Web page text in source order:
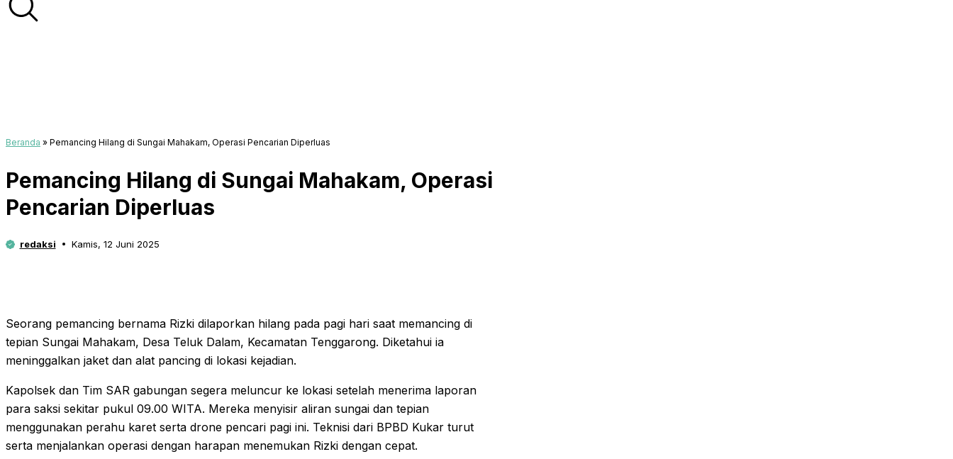
Beranda » Pemancing Hilang di Sungai Mahakam, Operasi Pencarian Diperluas
Pemancing Hilang di Sungai Mahakam, Operasi
Pencarian Diperluas
redaksi Kamis, 12 Juni 2025
Seorang pemancing bernama Rizki dilaporkan hilang pada pagi hari saat memancing di
tepian Sungai Mahakam, Desa Teluk Dalam, Kecamatan Tenggarong. Diketahui ia
meninggalkan jaket dan alat pancing di lokasi kejadian.
Kapolsek dan Tim SAR gabungan segera meluncur ke lokasi setelah menerima laporan
para saksi sekitar pukul 09.00 WITA. Mereka menyisir aliran sungai dan tepian
menggunakan perahu karet serta drone pencari pagi ini. Teknisi dari BPBD Kukar turut
serta menjalankan operasi dengan harapan menemukan Rizki dengan cepat.